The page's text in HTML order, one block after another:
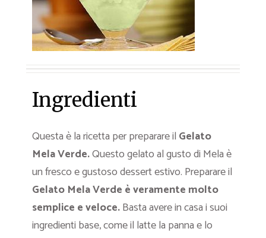
Ingredienti
Questa è la ricetta per preparare il Gelato
Mela Verde.Questo gelato al gusto di Mela è
un fresco e gustoso dessert estivo. Preparare il
Gelato Mela Verde è veramente molto
semplice e veloce.Basta avere in casa i suoi
ingredienti base, come il latte la panna e lo